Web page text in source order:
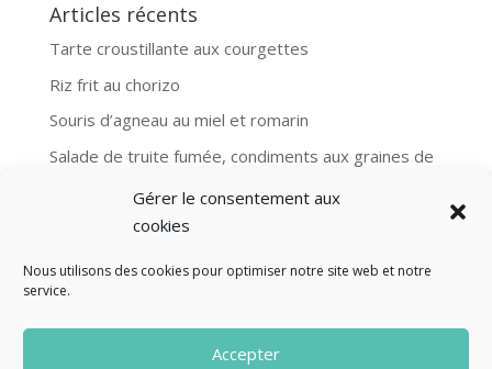
Gérer le consentement aux
cookies
Nous utilisons des cookies pour optimiser notre site web et notre
service.
Accepter
Articles récents
Tarte croustillante aux courgettes
Riz frit au chorizo
Souris d’agneau au miel et romarin
Salade de truite fumée, condiments aux graines de
Aubergines et boulgour, recette Ottolenghi